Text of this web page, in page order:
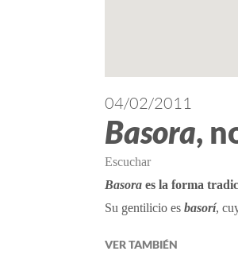
04/02/2011
Basora,
Escuchar
Basora es la forma
Su gentilicio es basorí,
VER TAMBIÉN